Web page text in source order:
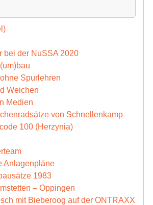
bei der NuSSA 2020
Spurlehren
Weichen
Medien
von Schnellenkamp
100 (Herzynia)
Anlagenpläne
1983
– Oppingen
mit Bieberoog auf der ONTRAXX